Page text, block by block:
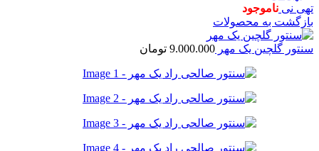
تهی نی ناموجود
بازگشت به محصولات
سنتور گلچین یک مهر 9.000.000 تومان